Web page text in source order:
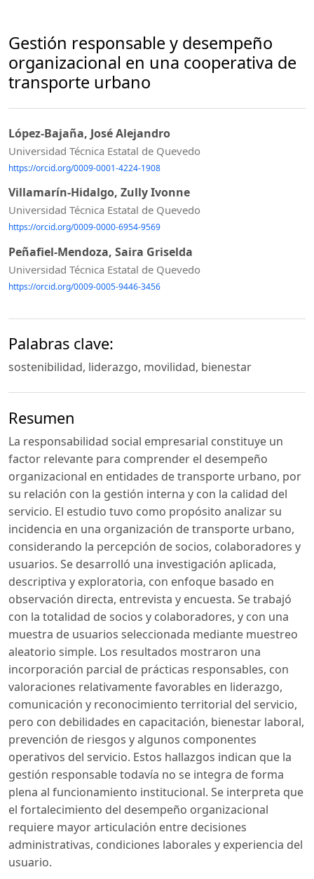
Gestión responsable y desempeño
organizacional en una cooperativa de
transporte urbano
López-Bajaña, José Alejandro
Universidad Técnica Estatal de Quevedo
https://orcid.org/0009-0001-4224-1908
Villamarín-Hidalgo, Zully Ivonne
Universidad Técnica Estatal de Quevedo
https://orcid.org/0009-0000-6954-9569
Peñafiel-Mendoza, Saira Griselda
Universidad Técnica Estatal de Quevedo
https://orcid.org/0009-0005-9446-3456
Palabras clave:
sostenibilidad, liderazgo, movilidad, bienestar
Resumen
La responsabilidad social empresarial constituye un
factor relevante para comprender el desempeño
organizacional en entidades de transporte urbano, por
su relación con la gestión interna y con la calidad del
servicio. El estudio tuvo como propósito analizar su
incidencia en una organización de transporte urbano,
considerando la percepción de socios, colaboradores y
usuarios. Se desarrolló una investigación aplicada,
descriptiva y exploratoria, con enfoque basado en
observación directa, entrevista y encuesta. Se trabajó
con la totalidad de socios y colaboradores, y con una
muestra de usuarios seleccionada mediante muestreo
aleatorio simple. Los resultados mostraron una
incorporación parcial de prácticas responsables, con
valoraciones relativamente favorables en liderazgo,
comunicación y reconocimiento territorial del servicio,
pero con debilidades en capacitación, bienestar laboral,
prevención de riesgos y algunos componentes
operativos del servicio. Estos hallazgos indican que la
gestión responsable todavía no se integra de forma
plena al funcionamiento institucional. Se interpreta que
el fortalecimiento del desempeño organizacional
requiere mayor articulación entre decisiones
administrativas, condiciones laborales y experiencia del
usuario.